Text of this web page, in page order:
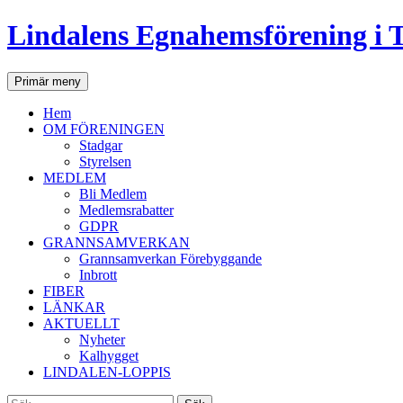
Lindalens Egnahemsförening i
SökPrimär meny Hoppa
till
Hem
OM FÖRENINGEN
Stadgar
Styrelsen
MEDLEM
Bli Medlem
Medlemsrabatter
GDPR
GRANNSAMVERKAN
Grannsamverkan Förebyggande
Inbrott
FIBER
LÄNKAR
AKTUELLT
Nyheter
Kalhygget
LINDALEN-LOPPIS